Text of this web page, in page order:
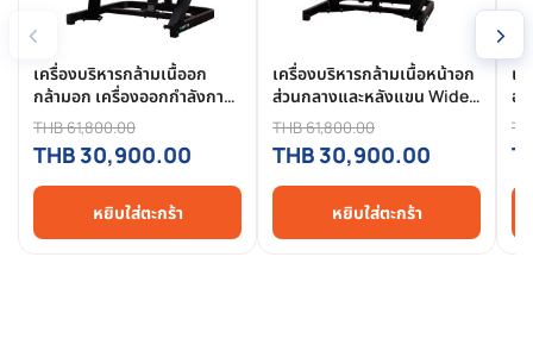
‹
เครื่องบริหารกล้ามเนื้ออก
กล้ามอก เครื่องออกกำลังกาย
กล้ามอก Chest Press HFT -
FFE05X
THB 61,800.00
THB 30,900.00
หยิบใส่ตะกร้า
เครื่องบริหารกล้ามเนื้อหน้าอก
ส่วนกลางและหลังแขน Wide
Chest Press HFT รุ่น
FFE10X - Homefittools
THB 61,800.00
THB 30,900.00
หยิบใส่ตะกร้า
เ
อ
ก
›